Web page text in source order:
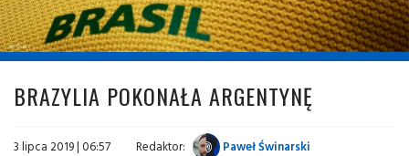
fot. © nike
BRAZYLIA POKONAŁA ARGENTYNĘ
3 lipca 2019 | 06:57 Redaktor:
Paweł Świnarski